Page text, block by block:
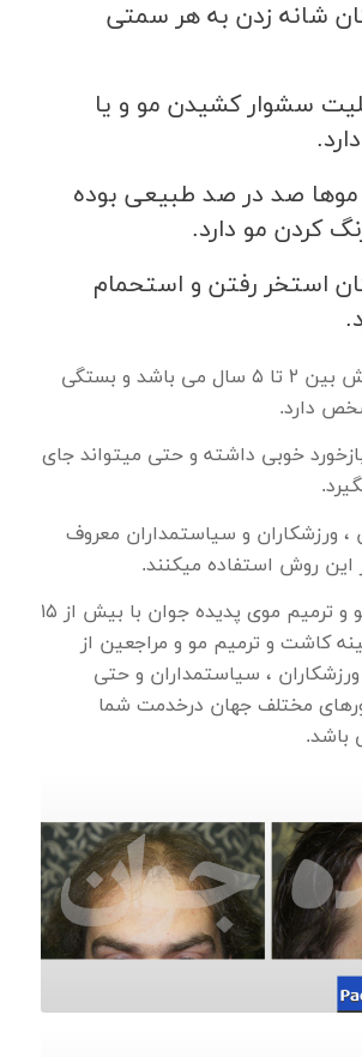
زدن به هر سمتی
سشوار کشیدن مو و یا
صد در صد طبیعی بوده
کردن مو دارد.
رفتن و استحمام
عمر مفید این روش بین ۲ تا ۵ سال می باشد و بستگی
دارد.
خوبی داشته و حتی میتواند جای
، ورزشکاران و سیاستمداران معروف
این روش استفاده میکنند.
موسسه کاشت مو و ترمیم موی پدیده جوان با بیش از ۱۵
کاشت و ترمیم مو و مراجعین از
، سیاستمداران و حتی
مختلف جهان درخدمت شما
باشد.